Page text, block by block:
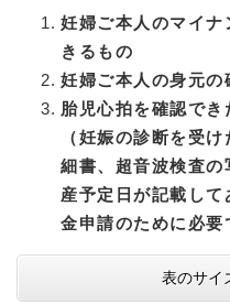
妊婦ご本人のマイ
きるもの
妊婦ご本人の身元の
胎児心拍を確認で
（妊娠の診断を受
細書、超音波検査の
産予定日が記載し
金申請のために必要
表のサイ